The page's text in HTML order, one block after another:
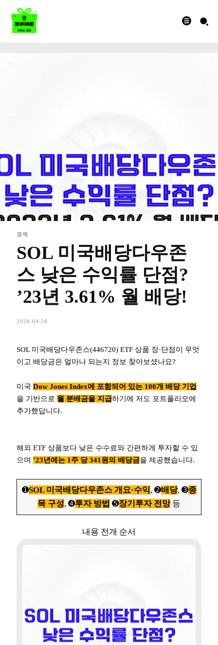
경제
SOL 미국배당다우존
스 낮은 수익률 단점?
’23년 3.61% 월 배당!
2024-04-28
SOL 미국배당다우존스(446720) ETF 상품 장·단점이 무엇
이고 배당금은 얼마나 되는지 정보 찾아보셨나요?
미국 Dow Jones Index에 포함되어 있는 100개 배당 기업
을 기반으로 월 분배금을 지급하기에 저도 포트폴리오에
추가했답니다.
해외 ETF 상품보다 낮은 수수료와 간편하게 투자할 수 있
으며 ’23년에는 1주 당 341원의 배당금을 제공했습니다.
➊SOL 미국배당다우존스 개요·수익, ➋배당, ➌종
목 구성, ➍투자 방법 ➎장기투자 전망등
내용 전개 순서